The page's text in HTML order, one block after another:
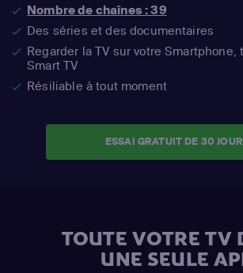
Nombre de chaînes : 39
Des séries et des documentaires
Regarder la TV sur votre Smartphone,
Smart TV
Résiliable à tout moment
ESSAI GRATUIT DE 30
TOUTE VOTRE TV
UNE SEULE